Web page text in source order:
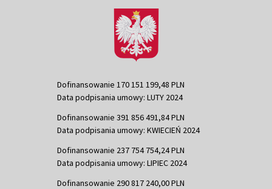
Dofinansowanie 170 151 199,48 PLN
Data podpisania umowy: LUTY 2024
Dofinansowanie 391 856 491,84 PLN
Data podpisania umowy: KWIECIEŃ 2024
Dofinansowanie 237 754 754,24 PLN
Data podpisania umowy: LIPIEC 2024
Dofinansowanie 290 817 240,00 PLN